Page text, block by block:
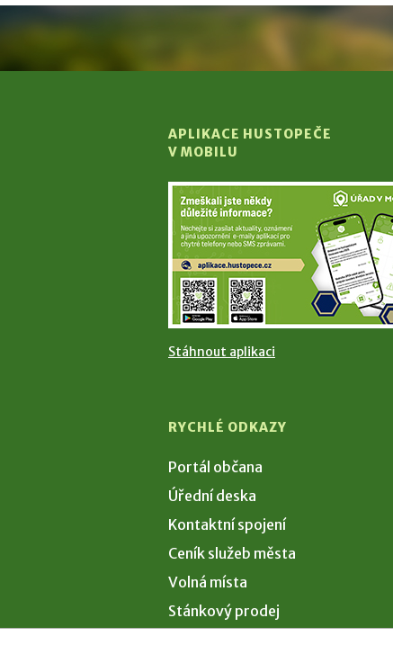
APLIKACE HUSTOPEČE
V MOBILU
Stáhnout aplikaci
RYCHLÉ ODKAZY
Portál občana
Úřední deska
Kontaktní spojení
Ceník služeb města
Volná místa
Stánkový prodej